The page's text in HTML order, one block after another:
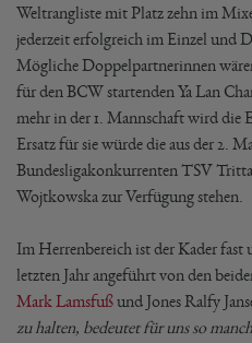
Weltrangliste mit Platz zehn im
jederzeit erfolgreich im Einzel und
Mögliche Doppelpartnerinnen
für den BCW startenden Ya Lan
mehr in der 1. Mannschaft wird die
Ersatz für sie würde die aus der 2.
Bundesligakonkurrenten TSV
Wojtkowska zur Verfügung stehen.
Im Herrenbereich ist der Kader
letzten Jahr angeführt von den
Mark Lamsfußund Jones Ralfy
zu halten, bedeutet für uns so